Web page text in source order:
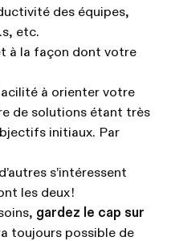
des équipes,
etc.
à la façon dont votre
à orienter votre
de solutions étant très
initiaux. Par
s’intéressent
les deux !
gardez le cap sur
toujours possible de